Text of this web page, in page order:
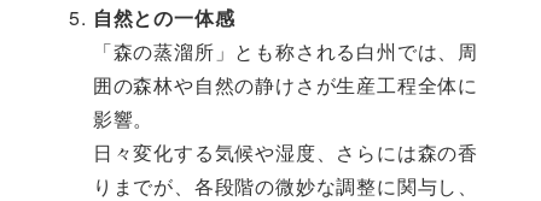
自然との一体感
「森の蒸溜所」とも称される白州では、周
囲の森林や自然の静けさが生産工程全体に
影響。
日々変化する気候や湿度、さらには森の香
りまでが、各段階の微妙な調整に関与し、